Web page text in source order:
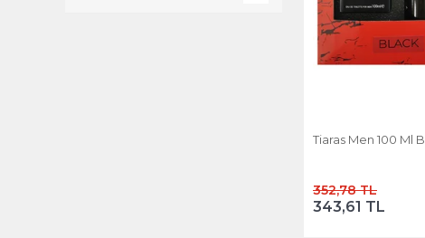
Tiaras Men 100 Ml
352,78 TL
343,61 TL